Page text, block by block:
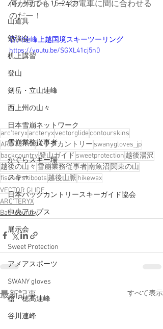
バックカントリーギア
山道具
勉強会
机上講習
登山
剱岳・立山連峰
西上州の山々
日本雪崩ネットワーク
雪崩業務従事者
かぐらスキー場
スキー
日本バックカントリースキーガイド協会
中央アルプス
展示会
Sweet Protection
アメアスポーツ
SWANY gloves
槍・穂高連峰
谷川連峰
何が何でも15:24の電車に間に合わせる
のだー！
谷川連峰上越国境スキーツーリング
https://youtu.be/SGXL41cj5n0
arc'teryxarcteryxvectorglidecontourskins
ARC’TERYXバックカントリー swanygloves_jp
backcountry登山ガイド sweetprotection 越後湯沢
越後の山々 雪崩業務従事者南魚沼 関東の山
fischerskiboots 越後山脈 hikewax
VECTOR GLIDE
ARC'TERYX
Backcountry
最新記事 すべて表示